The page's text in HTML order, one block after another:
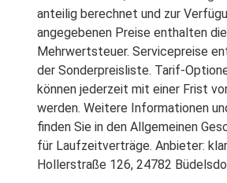
anteilig berechnet und zur
angegebenen Preise enthalten
Mehrwertsteuer. Servicepreise
der Sonderpreisliste. Tarif-
können jederzeit mit einer Frist
werden. Weitere Informationen
finden Sie in den Allgemeinen
für Laufzeitverträge. Anbieter:
Hollerstraße 126, 24782